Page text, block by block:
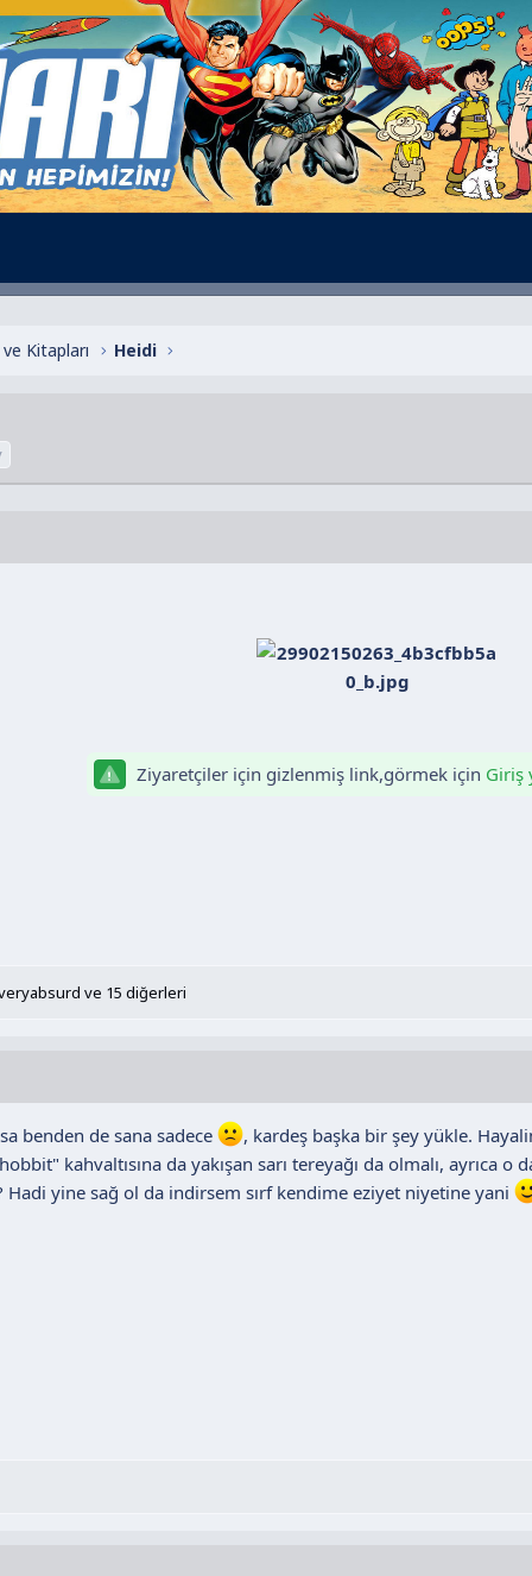
Kitapları Heidi
Ziyaretçiler için gizlenmiş link,görmek için Giriş
ve 15 diğerleri
benden de sana sadece
, kardeş başka bir şey yükle.
kahvaltısına da yakışan sarı tereyağı da olmalı, ayrıca o
Hadi yine sağ ol da indirsem sırf kendime eziyet niyetine yani